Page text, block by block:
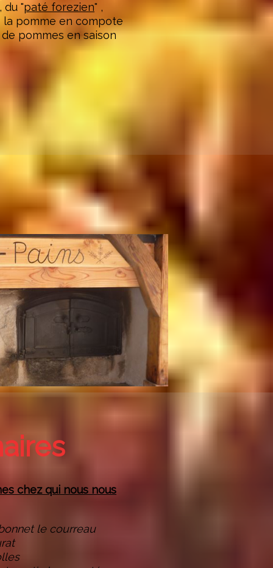
du "paté forezien" ,
la pomme en compote
pommes en saison
chez qui nous nous
le courreau